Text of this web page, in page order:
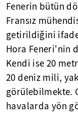
Fenerin bütün
Fransız
getirildiğini ifade
Hora Feneri'nin
Kendi ise 20
20 deniz mili,
görülebilmekte.
havalarda yön